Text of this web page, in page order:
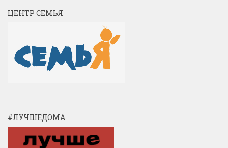
ЦЕНТР СЕМЬЯ
#ЛУЧШЕДОМА